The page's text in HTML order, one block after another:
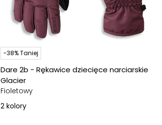
-38% Taniej
Dare 2b - Rękawice dziecięce narciarskie
Glacier
Fioletowy
2 kolory